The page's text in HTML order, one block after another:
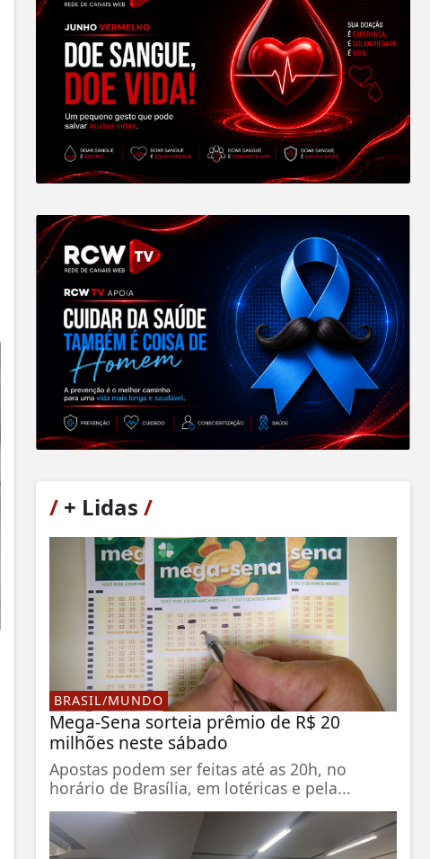
/+ Lidas /
BRASIL/MUNDO
Mega-Sena sorteia prêmio de R$ 20
milhões neste sábado
Apostas podem ser feitas até as 20h, no
horário de Brasília, em lotéricas e pela...